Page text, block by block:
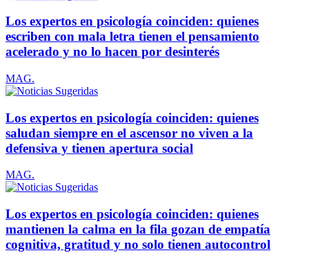
Los expertos en psicología coinciden: quienes
escriben con mala letra tienen el pensamiento
acelerado y no lo hacen por desinterés
MAG.
Los expertos en psicología coinciden: quienes
saludan siempre en el ascensor no viven a la
defensiva y tienen apertura social
MAG.
Los expertos en psicología coinciden: quienes
mantienen la calma en la fila gozan de empatía
cognitiva, gratitud y no solo tienen autocontrol